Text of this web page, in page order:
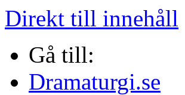
Direkt till innehåll
Gå till:
Dramaturgi.se